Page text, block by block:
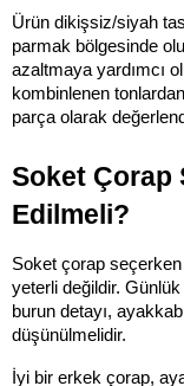
Ürün dikişsiz/siyah
parmak bölgesinde
azaltmaya yardımcı
kombinlenen
parça olarak
Soket Çorap
Edilmeli?
Soket çorap
yeterli değildir.
burun detayı,
düşünülmelidir.
İyi bir erkek çorap,